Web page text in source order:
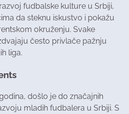
fudbalske kulture u Srbiji,
da steknu iskustvo i pokažu
okruženju. Svake
često privlače pažnju
liga.
došlo je do značajnih
mladih fudbalera u Srbiji. S